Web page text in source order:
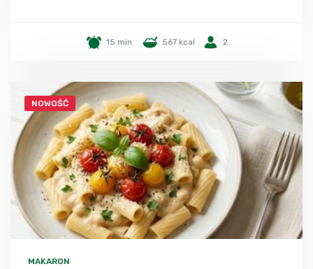
15 min. 567 kcal 2
NOWOŚĆ
MAKARON